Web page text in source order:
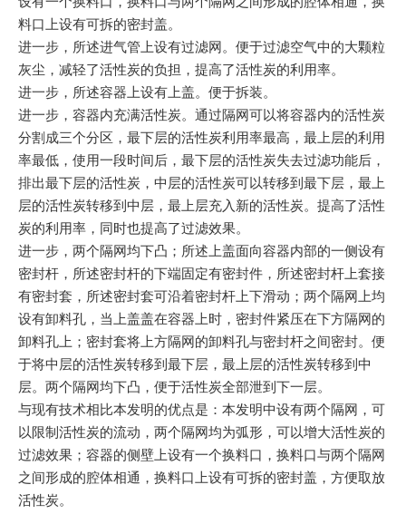
料口上设有可拆的密封盖。
进一步，所述进气管上设有过滤网。便于过滤空气中的大颗粒
灰尘，减轻了活性炭的负担，提高了活性炭的利用率。
进一步，所述容器上设有上盖。便于拆装。
进一步，容器内充满活性炭。通过隔网可以将容器内的活性炭
分割成三个分区，最下层的活性炭利用率最高，最上层的利用
率最低，使用一段时间后，最下层的活性炭失去过滤功能后，
排出最下层的活性炭，中层的活性炭可以转移到最下层，最上
层的活性炭转移到中层，最上层充入新的活性炭。提高了活性
炭的利用率，同时也提高了过滤效果。
进一步，两个隔网均下凸；所述上盖面向容器内部的一侧设有
密封杆，所述密封杆的下端固定有密封件，所述密封杆上套接
有密封套，所述密封套可沿着密封杆上下滑动；两个隔网上均
设有卸料孔，当上盖盖在容器上时，密封件紧压在下方隔网的
卸料孔上；密封套将上方隔网的卸料孔与密封杆之间密封。便
于将中层的活性炭转移到最下层，最上层的活性炭转移到中
层。两个隔网均下凸，便于活性炭全部泄到下一层。
与现有技术相比本发明的优点是：本发明中设有两个隔网，可
以限制活性炭的流动，两个隔网均为弧形，可以增大活性炭的
过滤效果；容器的侧壁上设有一个换料口，换料口与两个隔网
之间形成的腔体相通，换料口上设有可拆的密封盖，方便取放
活性炭。